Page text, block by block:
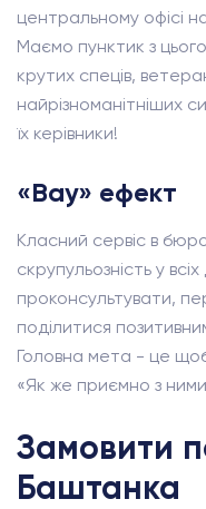
центральному офісі
Маємо пунктик з
крутих спеців,
найрізноманітніших
їх керівники!
«Вау» ефект
Класний сервіс в
скрупульозність у
проконсультувати,
поділитися
Головна мета - це
«Як же приємно з
Замовити
Баштанка